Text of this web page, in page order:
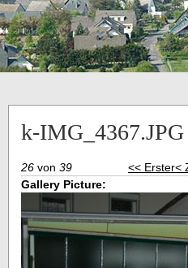
k-IMG_4367.JPG
26 von 39 << Erster<
Gallery Picture: